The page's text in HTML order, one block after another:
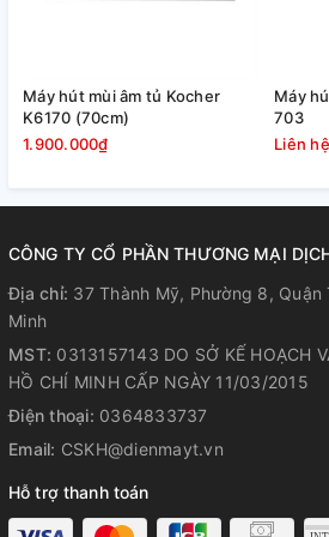
Máy hút mùi âm tủ Kocher
K6170 (70cm)
1.900.000₫
Máy
703
Liên hệ
CÔNG TY CỔ PHẦN THƯƠNG MẠI
Địa chỉ: 37 Thành Mỹ, Phường 8, Quận
Minh
MST: 0313157143 DO SỞ KẾ HOẠCH
HỒ CHÍ MINH CẤP NGÀY 11/03/2015
Điện thoại: 0364833737
Email: CSKH@dienmayt.vn
Hỗ trợ thanh toán